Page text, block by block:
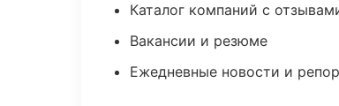
Каталог компаний с
Вакансии и резюме
Ежедневные новости и